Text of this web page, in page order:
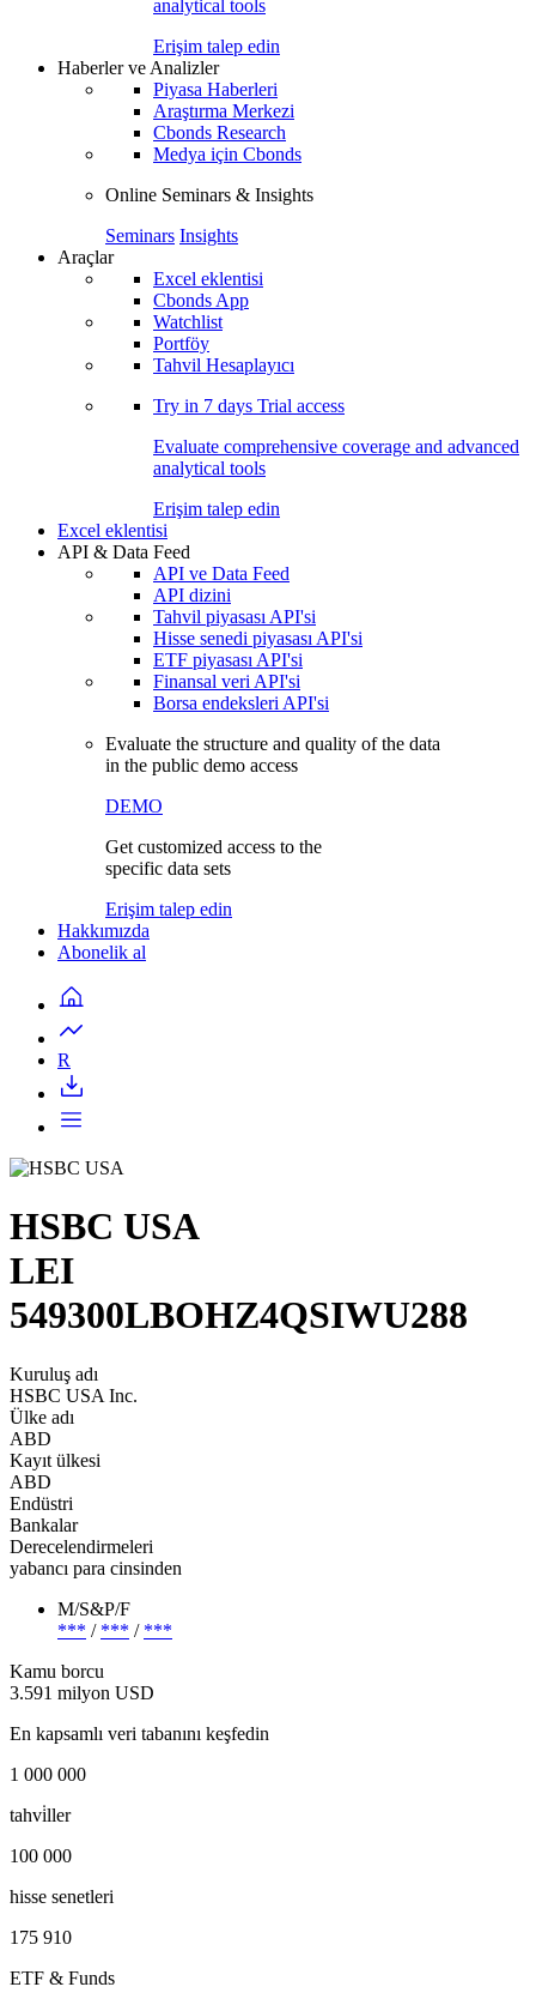
analytical tools
Erişim talep edin
Haberler ve Analizler
Piyasa Haberleri
Araştırma Merkezi
Cbonds Research
Medya için Cbonds
Online Seminars & Insights
Seminars Insights
Araçlar
Excel eklentisi
Cbonds App
Watchlist
Portföy
Tahvil Hesaplayıcı
Try in 7 days Trial access
Evaluate comprehensive coverage and advanced
analytical tools
Erişim talep edin
Excel eklentisi
API & Data Feed
API ve Data Feed
API dizini
Tahvil piyasası API'si
Hisse senedi piyasası API'si
ETF piyasası API'si
Finansal veri API'si
Borsa endeksleri API'si
Evaluate the structure and quality of the data
in the public demo access
DEMO
Get customized access to the
specific data sets
Erişim talep edin
Hakkımızda
Abonelik al
R
HSBC USA
LEI
549300LBOHZ4QSIWU288
Kuruluş adı
HSBC USA Inc.
Ülke adı
ABD
Kayıt ülkesi
ABD
Endüstri
Bankalar
Derecelendirmeleri
yabancı para cinsinden
M/S&P/F
*** / *** / ***
Kamu borcu
3.591 milyon USD
En kapsamlı veri tabanını keşfedin
1 000 000
tahvi̇ller
100 000
hisse senetleri
175 910
ETF & Funds